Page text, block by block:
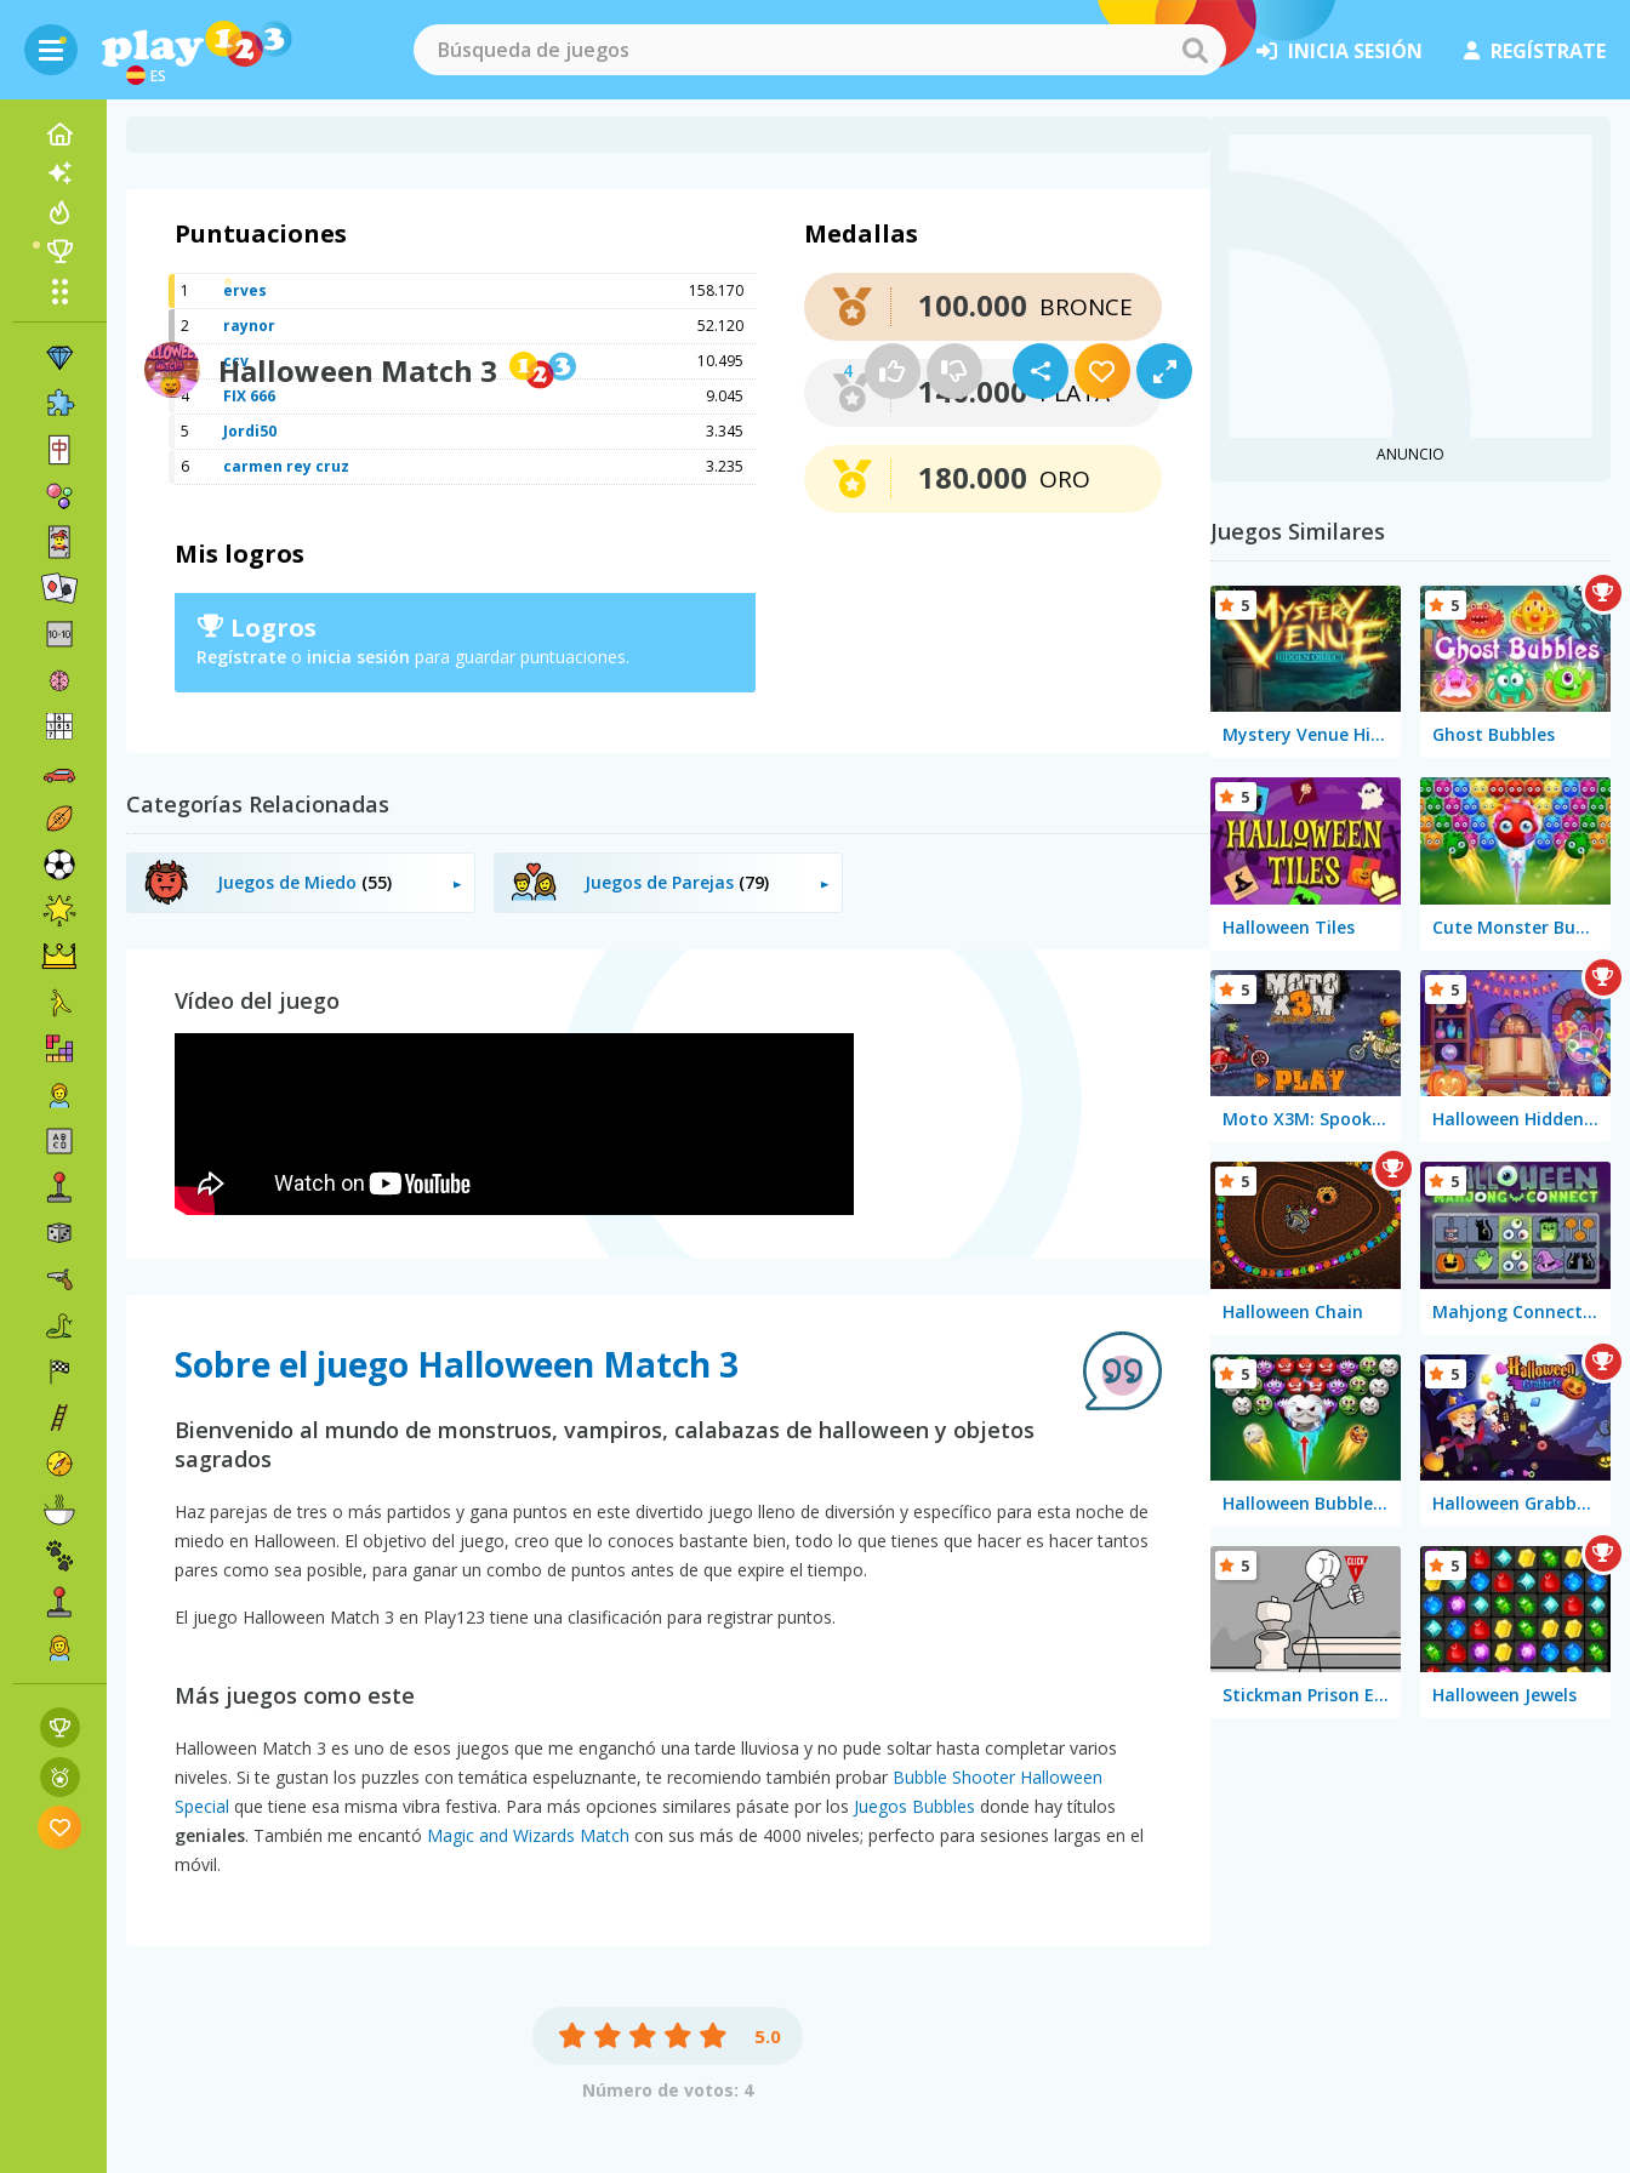
ES
INICIA SESIÓN REGÍSTRATE
Halloween Match 3 4
Puntuaciones
1 erves
158.170
2
raynor
52.120
3
ccv
10.495
4
FIX 666
9.045
5
Jordi50
3.345
6
carmen rey cruz 3.235
Mis logros
Logros
Regístrate o inicia sesión para guardar puntuaciones.
Medallas
BRONCE
100.000
PLATA
140.000
ORO
180.000
Categorías Relacionadas
Juegos de Miedo (55) Juegos de Parejas (79)
Vídeo del juego
Sobre el juego Halloween Match 3
Bienvenido al mundo de monstruos, vampiros, calabazas de halloween y objetos
sagrados
Haz parejas de tres o más partidos y gana puntos en este divertido juego lleno de diversión y específico para esta noche de
miedo en Halloween. El objetivo del juego, creo que lo conoces bastante bien, todo lo que tienes que hacer es hacer tantos
pares como sea posible, para ganar un combo de puntos antes de que expire el tiempo.
El juego Halloween Match 3 en Play123 tiene una clasificación para registrar puntos.
Más juegos como este
Halloween Match 3 es uno de esos juegos que me enganchó una tarde lluviosa y no pude soltar hasta completar varios
niveles. Si te gustan los puzzles con temática espeluznante, te recomiendo también probar Bubble Shooter Halloween
Special que tiene esa misma vibra festiva. Para más opciones similares pásate por los Juegos Bubbles donde hay títulos
geniales. También me encantó Magic and Wizards Match con sus más de 4000 niveles; perfecto para sesiones largas en el
móvil.
5.0
Número de votos: 4
ANUNCIO
Juegos Similares
Mystery Venue Hidden Object
5
Ghost Bubbles
5
Halloween Tiles
5
Cute Monster Bubble Shooter
Moto X3M: Spooky Land
5
Halloween Hidden Objects
5
Halloween Chain
5
Mahjong Connect Halloween
5
Halloween Bubble Shooter Mobile
5
Halloween Grabbers
5
Stickman Prison Escape
5
Halloween Jewels
5